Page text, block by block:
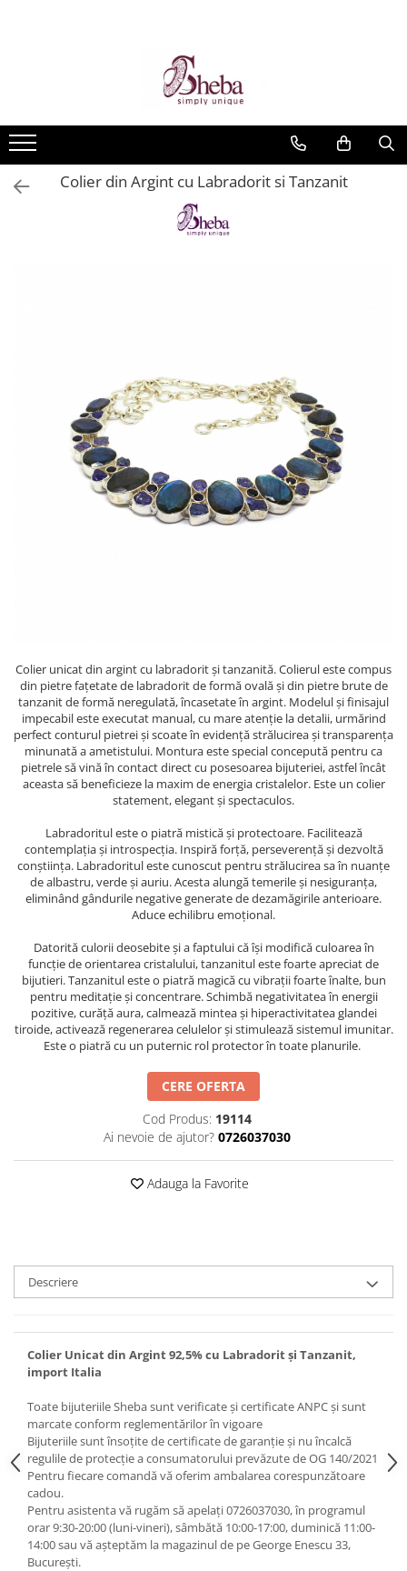
Colier din Argint cu Labradorit si Tanzanit
Colier unicat din argint cu labradorit și tanzanită. Colierul este compus
din pietre fațetate de labradorit de formă ovală și din pietre brute de
tanzanit de formă neregulată, încasetate în argint. Modelul și finisajul
impecabil este executat manual, cu mare atenție la detalii, urmărind
perfect conturul pietrei și scoate în evidență strălucirea și transparența
minunată a ametistului. Montura este special concepută pentru ca
pietrele să vină în contact direct cu posesoarea bijuteriei, astfel încât
aceasta să beneficieze la maxim de energia cristalelor. Este un colier
statement, elegant și spectaculos.
Labradoritul este o piatră mistică și protectoare. Facilitează
contemplația și introspecția. Inspiră forță, perseverență și dezvoltă
conștiința. Labradoritul este cunoscut pentru strălucirea sa în nuanțe
de albastru, verde și auriu. Acesta alungă temerile și nesiguranța,
eliminând gândurile negative generate de dezamăgirile anterioare.
Aduce echilibru emoțional.
Datorită culorii deosebite și a faptului că își modifică culoarea în
funcție de orientarea cristalului, tanzanitul este foarte apreciat de
bijutieri. Tanzanitul este o piatră magică cu vibrații foarte înalte, bun
pentru meditație și concentrare. Schimbă negativitatea în energii
pozitive, curăță aura, calmează mintea și hiperactivitatea glandei
tiroide, activează regenerarea celulelor și stimulează sistemul imunitar.
Este o piatră cu un puternic rol protector în toate planurile.
CERE OFERTA
Cod Produs: 19114
Ai nevoie de ajutor? 0726037030
Adauga la Favorite
Descriere
Colier Unicat din Argint 92,5% cu Labradorit și Tanzanit,
import Italia
Toate bijuteriile Sheba sunt verificate şi certificate ANPC și sunt
marcate conform reglementărilor în vigoare
Bijuteriile sunt însoţite de certificate de garanţie și nu încalcă
regulile de protecție a consumatorului prevăzute de OG 140/2021
Pentru fiecare comandă vă oferim ambalarea corespunzătoare
cadou.
Pentru asistenta vă rugăm să apelați 0726037030, în programul
orar 9:30-20:00 (luni-vineri), sâmbătă 10:00-17:00, duminică 11:00-
14:00 sau vă așteptăm la magazinul de pe George Enescu 33,
București.